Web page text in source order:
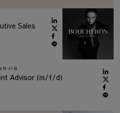
Sales
月 07日
Advisor (m/f/d)